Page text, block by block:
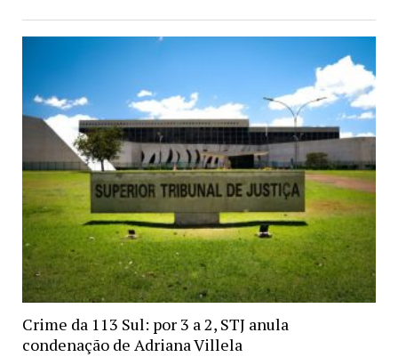
Crime da 113 Sul: por 3 a 2, STJ anula
condenação de Adriana Villela